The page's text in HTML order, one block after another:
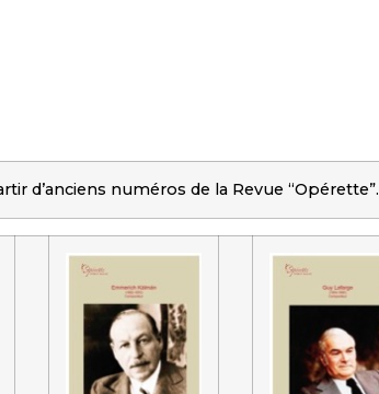
d’anciens numéros de la Revue “Opérette”.